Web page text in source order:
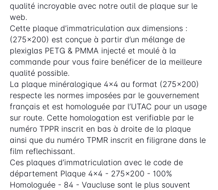
qualité incroyable avec notre outil de plaque sur le
web.
Cette plaque d’immatriculation aux dimensions :
(275x200) est conçue à partir d’un mélange de
plexiglas PETG & PMMA injecté et moulé à la
commande pour vous faire benéficer de la meilleure
qualité possible.
La plaque minéralogique 4x4 au format (275x200)
respecte les normes imposées par le gouvernement
français et est homologuée par l’UTAC pour un usage
sur route. Cette homologation est verifiable par le
numéro TPPR inscrit en bas à droite de la plaque
ainsi que du numéro TPMR inscrit en filigrane dans le
film reflechissant.
Ces plaques d’immatriculation avec le code de
département Plaque 4x4 - 275x200 - 100%
Homologuée - 84 - Vaucluse sont le plus souvent